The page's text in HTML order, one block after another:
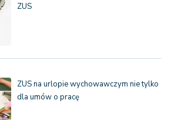
ZUS
ZUS na urlopie wychowawczym nie tylko
dla umów o pracę